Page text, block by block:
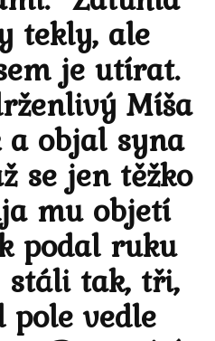
tekly, ale
je utírat.
Míša
objal syna
se jen těžko
mu objetí
podal ruku
stáli tak, tři,
vedle